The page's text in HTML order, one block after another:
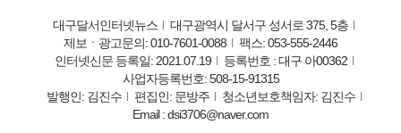
대구달서인터넷뉴스
대구광역시 달서구 성서로 375, 5층
제보ㆍ광고문의: 010-7601-0088
팩스: 053-555-2446
인터넷신문 등록일: 2021.07.19
등록번호 : 대구 아00362
사업자등록번호: 508-15-91315
발행인: 김진수
편집인: 문방주
청소년보호책임자: 김진수
Email : dsi3706@naver.com